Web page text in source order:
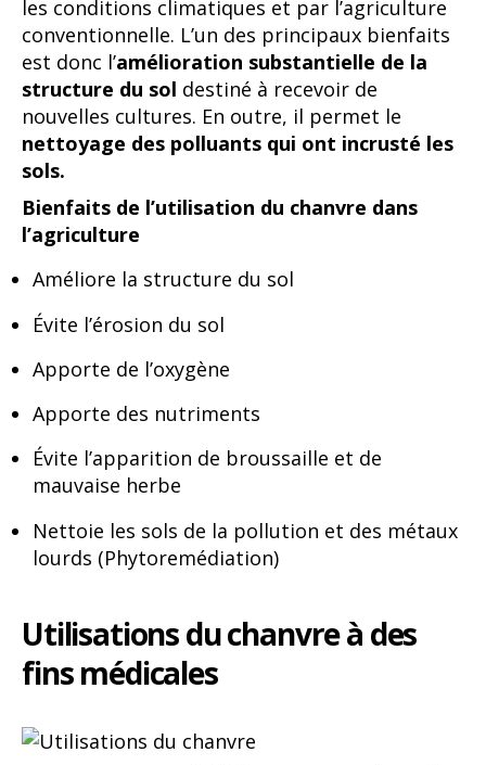
les conditions climatiques et par l’agriculture
conventionnelle. L’un des principaux bienfaits
est donc l’amélioration substantielle de la
structure du sol destiné à recevoir de
nouvelles cultures. En outre, il permet le
nettoyage des polluants qui ont incrusté les
sols.
Bienfaits de l’utilisation du chanvre dans
l’agriculture
Améliore la structure du sol
Évite l’érosion du sol
Apporte de l’oxygène
Apporte des nutriments
Évite l’apparition de broussaille et de
mauvaise herbe
Nettoie les sols de la pollution et des métaux
lourds (Phytoremédiation)
Utilisations du chanvre à des
fins médicales